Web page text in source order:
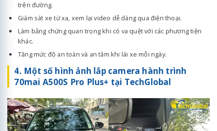
trên đường.
Giám sát xe từ xa, xem lại video dễ dàng qua điện thoại.
Làm bằng chứng quan trọng khi có va quệt với các phương tiện
khác.
Tăng mức độ an toàn và an tâm khi lái xe mỗi ngày.
4. Một số hình ảnh lắp camera hành trình
70mai A500S Pro Plus+ tại TechGlobal